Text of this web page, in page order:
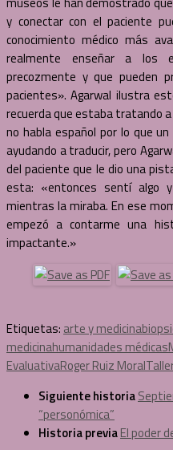
y conectar con el paciente
conocimiento médico más
realmente enseñar a los
precozmente y que pueden
pacientes». Agarwal ilustra
recuerda que estaba tratando
no habla español por lo que
ayudando a traducir, pero
del paciente que le dio una
esta: «entonces sentí algo
mientras la miraba. En ese
empezó a contarme una
impactante.»
Etiquetas: arte y medicina
medicinahumanidades médicas
EvaluativaRoger Ruiz Moral
Siguiente historia
“personómica”
Historia previaEl poder